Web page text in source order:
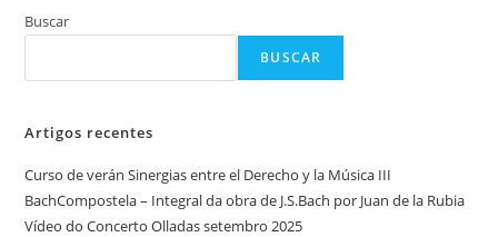
Buscar
BUSCAR
Artigos recentes
Curso de verán Sinergias entre el Derecho y la Música III
BachCompostela – Integral da obra de J.S.Bach por Juan de la Rubia
Vídeo do Concerto Olladas setembro 2025